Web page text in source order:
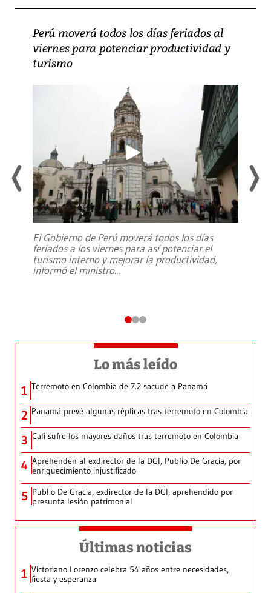
Perú moverá todos los días feriados al
viernes para potenciar productividad y
turismo
El Gobierno de Perú moverá todos los días
feriados a los viernes para así potenciar el
turismo interno y mejorar la productividad,
informó el ministro...
Lo más leído
1 Terremoto en Colombia de 7.2 sacude a Panamá
2 Panamá prevé algunas réplicas tras terremoto en Colombia
3 Cali sufre los mayores daños tras terremoto en Colombia
4 Aprehenden al exdirector de la DGI, Publio De Gracia, por
enriquecimiento injustificado
5 Publio De Gracia, exdirector de la DGI, aprehendido por
presunta lesión patrimonial
Últimas noticias
1 Victoriano Lorenzo celebra 54 años entre necesidades,
fiesta y esperanza